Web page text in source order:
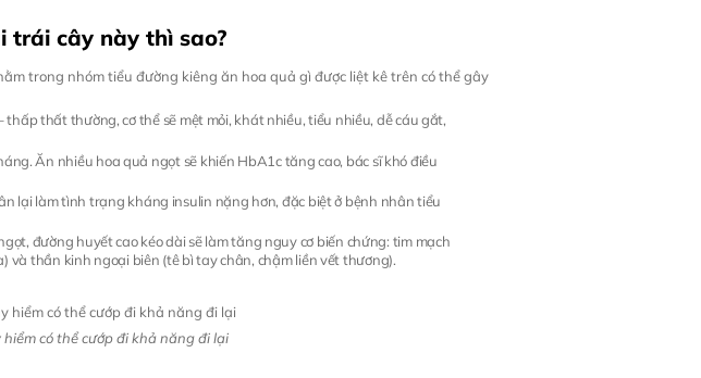
trái cây này thì sao?
trong nhóm tiểu đường kiêng ăn hoa quả gì được liệt kê trên có thể gây
thất thường, cơ thể sẽ mệt mỏi, khát nhiều, tiểu nhiều, dễ cáu gắt,
Ăn nhiều hoa quả ngọt sẽ khiến HbA1c tăng cao, bác sĩ khó điều
lại làm tình trạng kháng insulin nặng hơn, đặc biệt ở bệnh nhân tiểu
đường huyết cao kéo dài sẽ làm tăng nguy cơ biến chứng: tim mạch
và thần kinh ngoại biên (tê bì tay chân, chậm liền vết thương).
có thể cướp đi khả năng đi lại